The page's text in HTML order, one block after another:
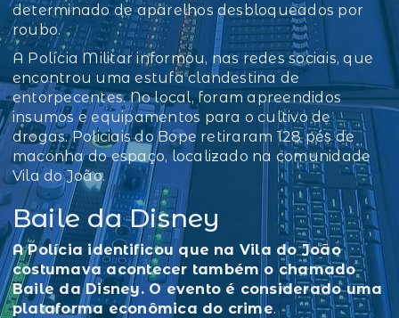
determinado de aparelhos desbloqueados por
roubo.
A Polícia Militar informou, nas redes sociais, que
encontrou uma estufa clandestina de
entorpecentes. No local, foram apreendidos
insumos e equipamentos para o cultivo de
drogas. Policiais do Bope retiraram 128 pés de
maconha do espaço, localizado na comunidade
Vila do João.
Baile da Disney
A Polícia identificou que na Vila do João
costumava acontecer também o chamado
Baile da Disney. O evento é considerado uma
plataforma econômica do crime.